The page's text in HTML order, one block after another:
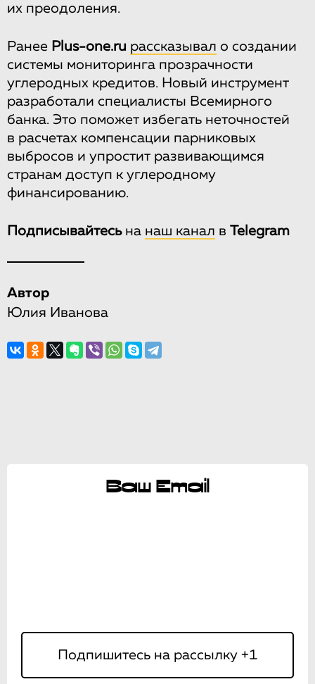
их преодоления.
Ранее Plus-one.ru рассказывал о создании
системы мониторинга прозрачности
углеродных кредитов. Новый инструмент
разработали специалисты Всемирного
банка. Это поможет избегать неточностей
в расчетах компенсации парниковых
выбросов и упростит развивающимся
странам доступ к углеродному
финансированию.
Подписывайтесьна наш канал в Telegram
Автор
Юлия Иванова
Ваш Email